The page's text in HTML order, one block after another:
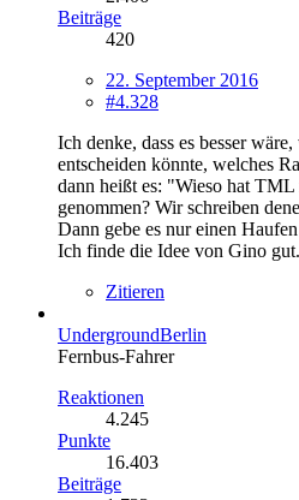
Beiträge
420
22. September 2016
#4.328
Ich denke, dass es besser
entscheiden könnte, welches
dann heißt es: "Wieso hat
genommen? Wir schreiben
Dann gebe es nur einen
Ich finde die Idee von Gino gut.
Zitieren
UndergroundBerlin
Fernbus-Fahrer
Reaktionen
4.245
Punkte
16.403
Beiträge